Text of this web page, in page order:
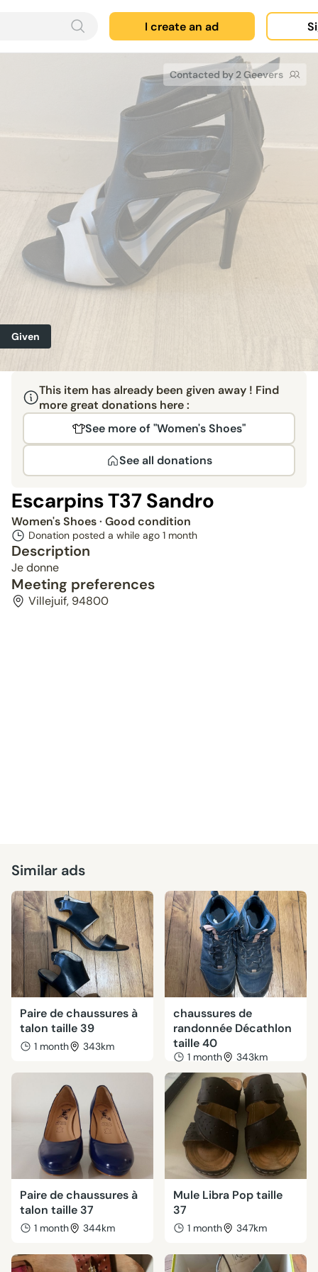
I create an ad
Contacted by 2 Geevers
Given
This item has already been given away ! Find
more great donations here :
See more of "Women's Shoes"
See all donations
Escarpins T37 Sandro
Women's Shoes· Good condition
Donation posted a while ago 1 month
Description
Je donne
Meeting preferences
Villejuif, 94800
Similar ads
Paire de chaussures à
talon taille 39
1 month 343km
chaussures de
randonnée Décathlon
taille 40
1 month 343km
Paire de chaussures à
talon taille 37
1 month 344km
Mule Libra Pop taille
37
1 month 347km